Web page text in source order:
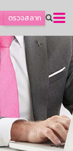
ตรวจสลาก